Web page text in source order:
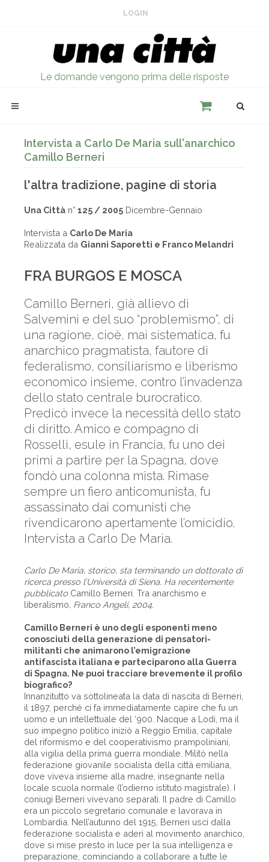
LOGIN
Le domande vengono prima delle risposte
Intervista a Carlo De Maria sull'anarchico
Camillo Berneri
l'altra tradizione, pagine di storia
Una Città n° 125 / 2005 Dicembre-Gennaio
Intervista a Carlo De Maria
Realizzata da Gianni Saporetti e Franco Melandri
FRA BURGOS E MOSCA
Camillo Berneri, già allievo di
Salvemini e del suo “problemismo”, di
una ragione, cioè, mai sistematica, fu
anarchico pragmatista, fautore di
federalismo, consiliarismo e liberismo
economico insieme, contro l’invadenza
dello stato centrale burocratico.
Predicò invece la necessità dello stato
di diritto. Amico e compagno di
Rosselli, esule in Francia, fu uno dei
primi a partire per la Spagna, dove
fondò una colonna mista. Rimase
sempre un fiero anticomunista, fu
assassinato dai comunisti che
rivendicarono apertamente l’omicidio.
Intervista a Carlo De Maria.
Carlo De Maria, storico, sta terminando un dottorato di
ricerca presso l’Università di Siena. Ha recentemente
pubblicato Camillo Berneri. Tra anarchismo e
liberalismo, Franco Angeli, 2004.
Camillo Berneri è uno degli esponenti meno
conosciuti della generazione di pensatori-
militanti che animarono l’emigrazione
antifascista italiana e parteciparono alla Guerra
di Spagna. Ne puoi tracciare brevemente il profilo
biografico?
Innanzitutto va sottolineata la data di nascita di Berneri,
il 1897, perché ci fa immediatamente capire che fu un
uomo e un intellettuale del ‘900. Nacque a Lodi, ma il
suo impegno politico iniziò a Reggio Emilia, capitale
del riformismo e del cooperativismo prampoliniani,
alla vigilia della prima guerra mondiale. Militò nella
federazione giovanile socialista della città emiliana,
dove viveva insieme alla madre, insegnante nella
locale scuola normale (l’odierno istituto magistrale). I
coniugi Berneri vivevano separati. Il padre di Camillo
era un piccolo segretario comunale e lavorava in
Lombardia. Nell’autunno del 1915, Berneri uscì dalla
federazione socialista e aderì al movimento anarchico,
dove si mise presto in luce per la sua intelligenza e
preparazione, cominciando a collaborare a tutte le